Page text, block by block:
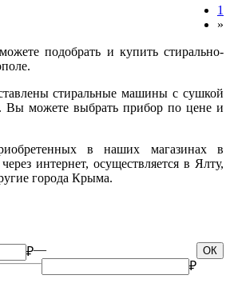
1
»
подобрать и купить стирально-
стиральные машины с сушкой
Вы можете выбрать прибор по цене и
в наших магазинах в
интернет, осуществляется в Ялту,
города Крыма.
₽— ОК
₽